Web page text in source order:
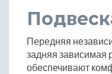
Передняя
задняя зависимая
обеспечивают